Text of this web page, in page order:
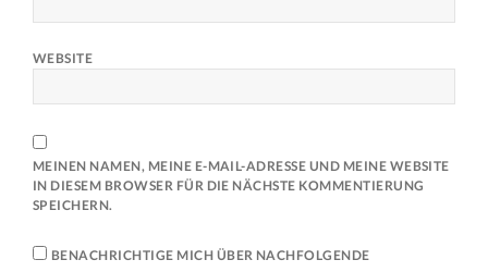
WEBSITE
MEINEN NAMEN, MEINE E-MAIL-ADRESSE UND MEINE WEBSITE
IN DIESEM BROWSER FÜR DIE NÄCHSTE KOMMENTIERUNG
SPEICHERN.
BENACHRICHTIGE MICH ÜBER NACHFOLGENDE